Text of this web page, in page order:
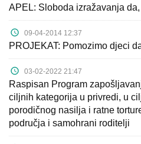
APEL: Sloboda izražavanja
09-04-2014 12:37
PROJEKAT: Pomozimo djeci
03-02-2022 21:47
Raspisan Program
ciljnih kategorija u privredi, u
porodičnog nasilja i ratne
područja i samohrani roditelji